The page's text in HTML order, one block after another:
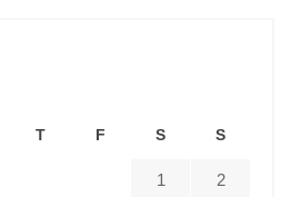
T F S S
1 2